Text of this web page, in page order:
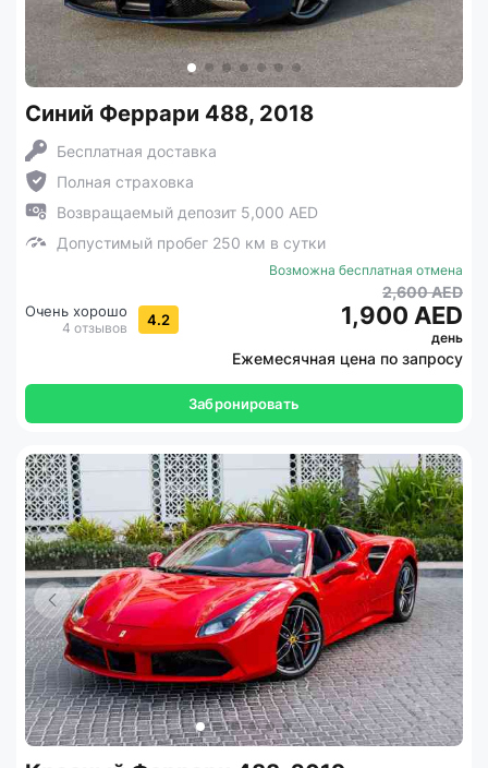
Синий Феррари 488, 2018
Бесплатная доставка
Полная страховка
Возвращаемый депозит 5,000 AED
Допустимый пробег 250 км в сутки
Очень хорошо
4 отзывов 4.2
Возможна бесплатная отмена
2,600 AED
1,900 AED
день
Ежемесячная цена по запросу
Забронировать